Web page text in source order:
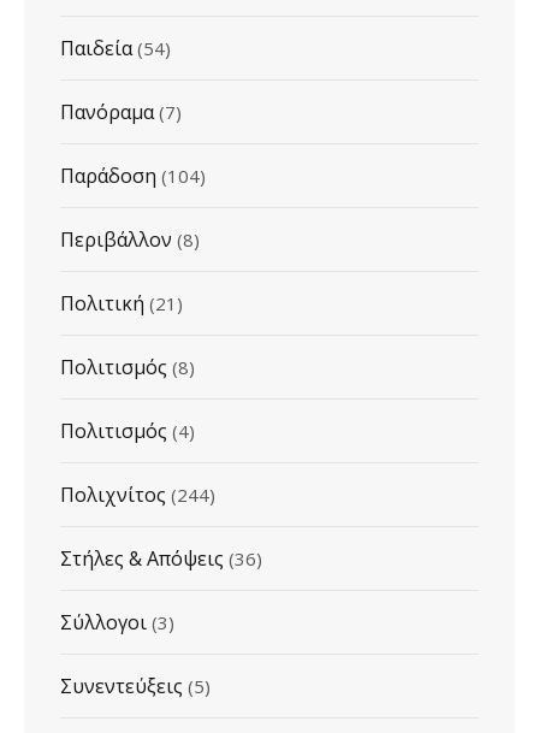
Παιδεία(54)
Πανόραμα(7)
Παράδοση (104)
Περιβάλλον (8)
Πολιτική (21)
Πολιτισμός (8)
Πολιτισμός (4)
Πολιχνίτος (244)
Στήλες & Απόψεις (36)
Σύλλογοι (3)
Συνεντεύξεις (5)